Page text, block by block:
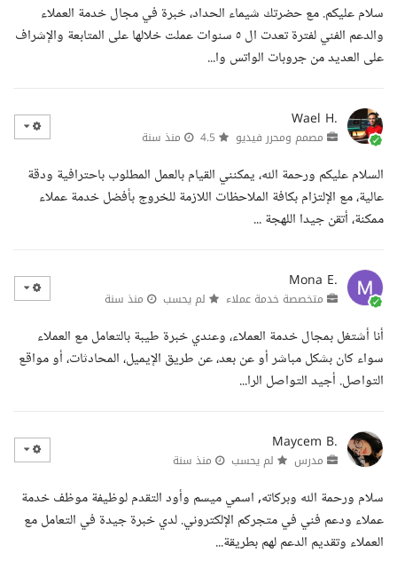
سلام عليكم. مع حضرتك شيماء الحداد، خبرة في مجال خدمة العملاء
والدعم الفني لفترة تعدت ال ٥ سنوات عملت خلالها على المتابعة والإشراف
على العديد من جروبات الواتس وا...
Wael H.
مصمم ومحرر فيديو منذ سنة
السلام عليكم ورحمة الله، يمكنني القيام بالعمل المطلوب باحترافية ودقة
عالية، مع الإلتزام بكافة الملاحظات اللازمة للخروج بأفضل خدمة عملاء
ممكنة، أتقن جيدا اللهجة ...
Mona E.
متخصصة خدمة عملاء لم يحسب منذ سنة
أنا أشتغل بمجال خدمة العملاء، وعندي خبرة طيبة بالتعامل مع العملاء
سواء كان بشكل مباشر أو عن بعد، عن طريق الإيميل، المحادثات، أو مواقع
التواصل. أجيد التواصل الرا...
Maycem B.
مدرس لم يحسب منذ سنة
سلام ورحمة الله وبركاته, اسمي ميسم وأود التقدم لوظيفة موظف خدمة
عملاء ودعم فني في متجركم الإلكتروني. لدي خبرة جيدة في التعامل مع
العملاء وتقديم الدعم لهم بطريقة...